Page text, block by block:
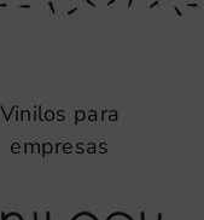
Vinilos para
empresas